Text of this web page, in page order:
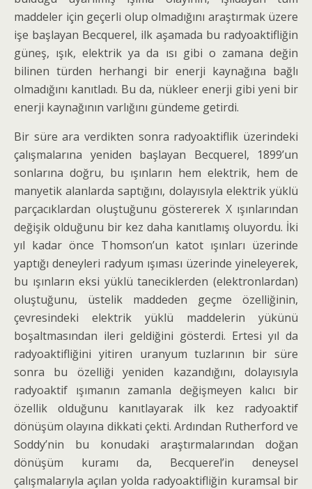
maddeler için geçerli olup olmadığını araştırmak üzere
işe başlayan Becquerel, ilk aşamada bu radyo­aktifliğin
güneş, ışık, elektrik ya da ısı gibi o zamana değin
bilinen türden herhangi bir enerji kaynağına bağlı
olmadığını kanıtladı. Bu da, nükleer enerji gibi yeni bir
enerji kaynağının varlığını gündeme getirdi.
Bir süre ara verdikten sonra radyoaktiflik üzerin­deki
çalışmalarına yeniden başlayan Becquerel, 1899’un
sonlarına doğru, bu ışınların hem elektrik, hem de
manyetik alanlarda saptığını, dolayısıyla elektrik yüklü
parçacıklardan oluştuğunu göstererek X ışınlarından
değişik olduğunu bir kez daha kanıtla­mış oluyordu. İki
yıl kadar önce Thomson’un katot ışınları üzerinde
yaptığı deneyleri radyum ışıması üzerinde yineleyerek,
bu ışınların eksi yüklü tanecik­lerden (elektronlardan)
oluştuğunu, üstelik maddeden geçme özelliğinin,
çevresindeki elektrik yüklü mad­delerin yükünü
boşaltmasından ileri geldiğini göster­di. Ertesi yıl da
radyoaktifliğini yitiren uranyum tuzlarının bir süre
sonra bu özelliği yeniden kazandı­ğını, dolayısıyla
radyoaktif ışımanın zamanla değiş­meyen kalıcı bir
özellik olduğunu kanıtlayarak ilk kez radyoaktif
dönüşüm olayına dikkati çekti. Ardından Rutherford ve
Soddy’nin bu konudaki araştırmaların­dan doğan
dönüşüm kuramı da, Becquerel’in deneysel
çalışmalarıyla açılan yolda radyoaktifliğin kuramsal bir